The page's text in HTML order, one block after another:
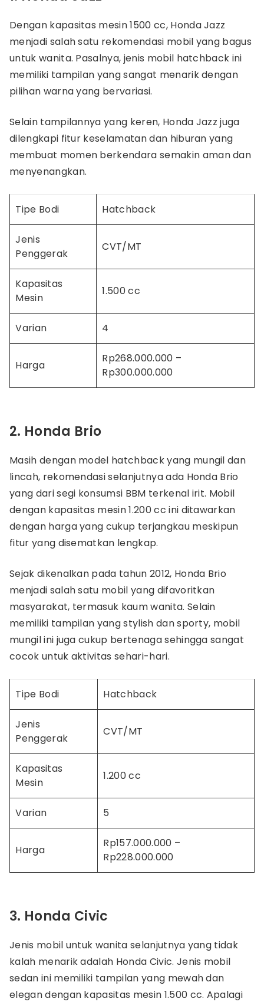
Dengan kapasitas mesin 1500 cc, Honda Jazz
menjadi salah satu rekomendasi mobil yang bagus
untuk wanita. Pasalnya, jenis mobil hatchback ini
memiliki tampilan yang sangat menarik dengan
pilihan warna yang bervariasi.
Selain tampilannya yang keren, Honda Jazz juga
dilengkapi fitur keselamatan dan hiburan yang
membuat momen berkendara semakin aman dan
menyenangkan.
Tipe Bodi Hatchback
Jenis
Penggerak
CVT/MT
Kapasitas
Mesin
1.500 cc
Varian 4
Harga
Rp268.000.000 –
Rp300.000.000
2. Honda Brio
Masih dengan model hatchback yang mungil dan
lincah, rekomendasi selanjutnya ada Honda Brio
yang dari segi konsumsi BBM terkenal irit. Mobil
dengan kapasitas mesin 1.200 cc ini ditawarkan
dengan harga yang cukup terjangkau meskipun
fitur yang disematkan lengkap.
Sejak dikenalkan pada tahun 2012, Honda Brio
menjadi salah satu mobil yang difavoritkan
masyarakat, termasuk kaum wanita. Selain
memiliki tampilan yang stylish dan sporty, mobil
mungil ini juga cukup bertenaga sehingga sangat
cocok untuk aktivitas sehari-hari.
Tipe Bodi Hatchback
Jenis
Penggerak
CVT/MT
Kapasitas
Mesin
1.200 cc
Varian 5
Harga
Rp157.000.000 –
Rp228.000.000
3. Honda Civic
Jenis mobil untuk wanita selanjutnya yang tidak
kalah menarik adalah Honda Civic. Jenis mobil
sedan ini memiliki tampilan yang mewah dan
elegan dengan kapasitas mesin 1.500 cc. Apalagi